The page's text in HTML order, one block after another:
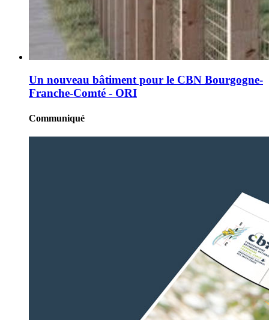
Un nouveau bâtiment pour le CBN Bourgogne-
Franche-Comté - ORI
Communiqué